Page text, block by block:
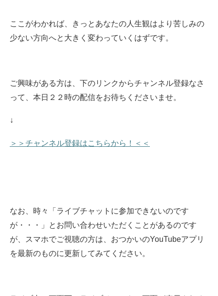
ここがわかれば、きっとあなたの人生観はより苦しみの
少ない方向へと大きく変わっていくはずです。
ご興味がある方は、下のリンクからチャンネル登録なさ
って、本日２２時の配信をお待ちくださいませ。
↓
＞＞チャンネル登録はこちらから！＜＜
なお、時々「ライブチャットに参加できないのです
が・・・」とお問い合わせいただくことがあるのです
が、スマホでご視聴の方は、おつかいのYouTubeアプリ
を最新のものに更新してみてください。